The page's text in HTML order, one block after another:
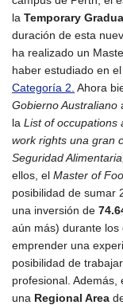
la Temporary
duración de esta
ha realizado un
haber estudiado en
Categoría 2. Ahora
Gobierno Australiano
la List of occupations
work rights una gran
Seguridad
ellos, el Master of
posibilidad de sumar
una inversión de
aún más) durante
emprender una
posibilidad de
profesional.
una Regional Area